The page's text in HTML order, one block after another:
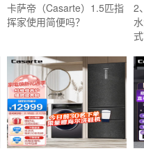
卡萨帝（Casarte）1.5匹指
挥家使用简便吗？
2
式